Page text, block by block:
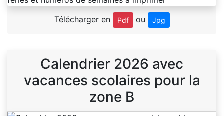
Télécharger en Pdf ou Jpg
Calendrier 2026 avec
vacances scolaires pour la
zone B